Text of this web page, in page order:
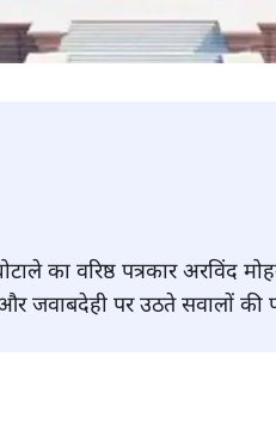
का वरिष्ठ पत्रकार अरविंद
जवाबदेही पर उठते सवालों की